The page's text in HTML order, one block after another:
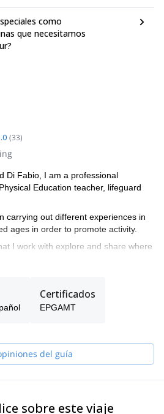
como
que necesitamos
(33)
Di Fabio, I am a professional
Education teacher, lifeguard
carrying out different experiences in
ages in order to promote activity.
I work with explore and share where
and rock climbing outings in
traveled from Salta to Tierra del
group expeditions in our country, as
in other countries such
Certificados
EPGAMT
del guía
sobre este viaje